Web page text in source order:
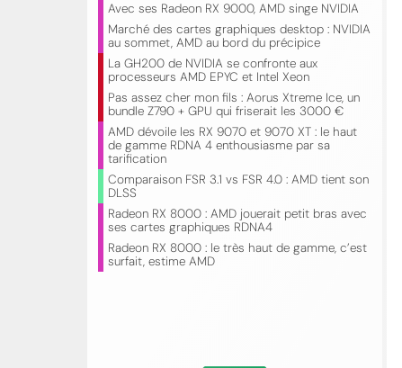
Avec ses Radeon RX 9000, AMD singe NVIDIA
Marché des cartes graphiques desktop : NVIDIA
au sommet, AMD au bord du précipice
La GH200 de NVIDIA se confronte aux
processeurs AMD EPYC et Intel Xeon
Pas assez cher mon fils : Aorus Xtreme Ice, un
bundle Z790 + GPU qui friserait les 3000 €
AMD dévoile les RX 9070 et 9070 XT : le haut
de gamme RDNA 4 enthousiasme par sa
tarification
Comparaison FSR 3.1 vs FSR 4.0 : AMD tient son
DLSS
Radeon RX 8000 : AMD jouerait petit bras avec
ses cartes graphiques RDNA4
Radeon RX 8000 : le très haut de gamme, c’est
surfait, estime AMD